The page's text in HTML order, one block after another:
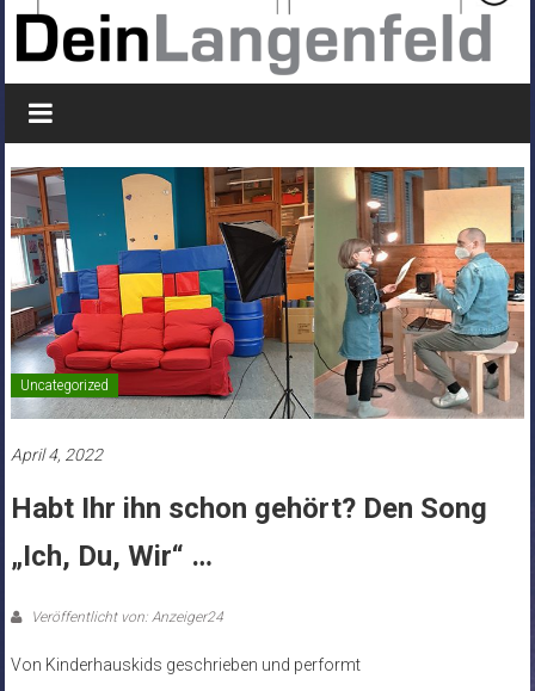
Uncategorized
April 4, 2022
Habt Ihr ihn schon gehört? Den Song
„Ich, Du, Wir“ …
Veröffentlicht von: Anzeiger24
Von Kinderhauskids geschrieben und performt